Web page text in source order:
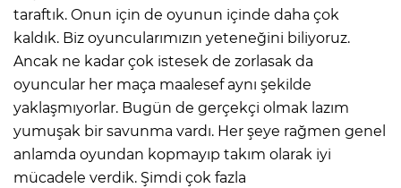
taraftık. Onun için de oyunun içinde daha çok
kaldık. Biz oyuncularımızın yeteneğini biliyoruz.
Ancak ne kadar çok istesek de zorlasak da
oyuncular her maça maalesef aynı şekilde
yaklaşmıyorlar. Bugün de gerçekçi olmak lazım
yumuşak bir savunma vardı. Her şeye rağmen genel
anlamda oyundan kopmayıp takım olarak iyi
mücadele verdik. Şimdi çok fazla